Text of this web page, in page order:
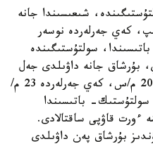
شىعىسىندا جانە
كەي جەرلەردە نوسەر
سولتۇستىگىندە
بۇرشاق جانە داۋىلدى جەل
كۇتىلەدى. جەلدىڭ ەكپىنى 15- 20 م/س، كەي جەرلەردە 23 م/
باتىسىندا
ءورت قاۋپى ساقتالادى.
بۇرشاق پەن داۋىلدى